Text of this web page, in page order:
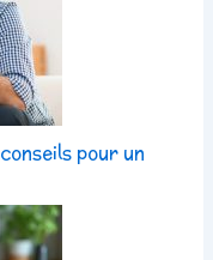
pour un